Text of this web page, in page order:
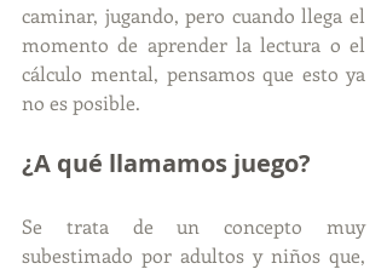
caminar, jugando, pero cuando llega el
momento de aprender la lectura o el
cálculo mental, pensamos que esto ya
no es posible.
¿A qué llamamos juego?
Se trata de un concepto muy
subestimado por adultos y niños que,